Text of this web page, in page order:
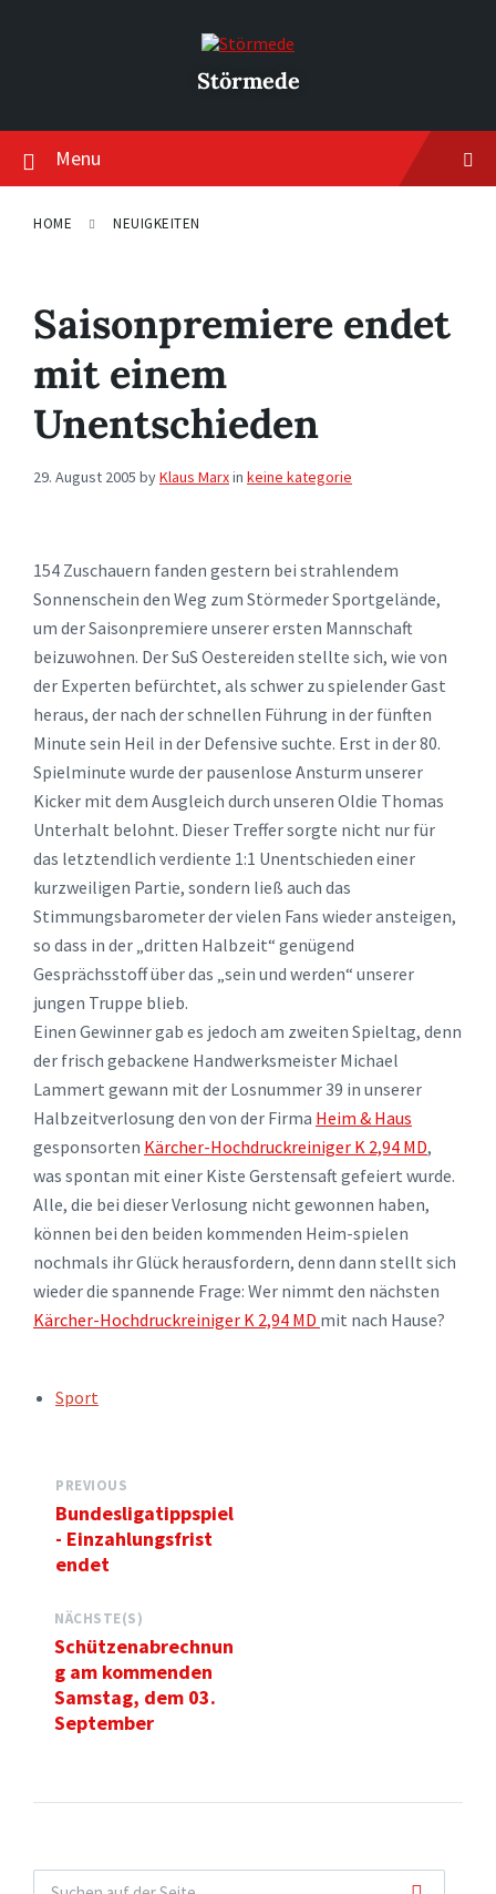
Störmede
Menu
HOME NEUIGKEITEN
Saisonpremiere endet
mit einem
Unentschieden
29. August 2005 byKlaus Marxin keine kategorie
154 Zuschauern fanden gestern bei strahlendem
Sonnenschein den Weg zum Störmeder Sportgelände,
um der Saisonpremiere unserer ersten Mannschaft
beizuwohnen. Der SuS Oestereiden stellte sich, wie von
der Experten befürchtet, als schwer zu spielender Gast
heraus, der nach der schnellen Führung in der fünften
Minute sein Heil in der Defensive suchte. Erst in der 80.
Spielminute wurde der pausenlose Ansturm unserer
Kicker mit dem Ausgleich durch unseren Oldie Thomas
Unterhalt belohnt. Dieser Treffer sorgte nicht nur für
das letztendlich verdiente 1:1 Unentschieden einer
kurzweiligen Partie, sondern ließ auch das
Stimmungsbarometer der vielen Fans wieder ansteigen,
so dass in der „dritten Halbzeit“ genügend
Gesprächsstoff über das „sein und werden“ unserer
jungen Truppe blieb.
Einen Gewinner gab es jedoch am zweiten Spieltag, denn
der frisch gebackene Handwerksmeister Michael
Lammert gewann mit der Losnummer 39 in unserer
Halbzeitverlosung den von der Firma Heim & Haus
gesponsorten Kärcher-Hochdruckreiniger K 2,94 MD,
was spontan mit einer Kiste Gerstensaft gefeiert wurde.
Alle, die bei dieser Verlosung nicht gewonnen haben,
können bei den beiden kommenden Heim-spielen
nochmals ihr Glück herausfordern, denn dann stellt sich
wieder die spannende Frage: Wer nimmt den nächsten
Kärcher-Hochdruckreiniger K 2,94 MD mit nach Hause?
TAGS:Sport
PREVIOUS
Bundesligatippspiel
- Einzahlungsfrist
endet
NÄCHSTE(S)
Schützenabrechnun
g am kommenden
Samstag, dem 03.
September